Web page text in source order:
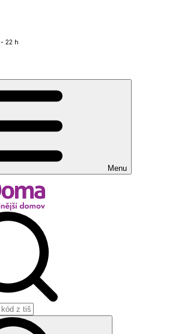
- 22 h
Menu